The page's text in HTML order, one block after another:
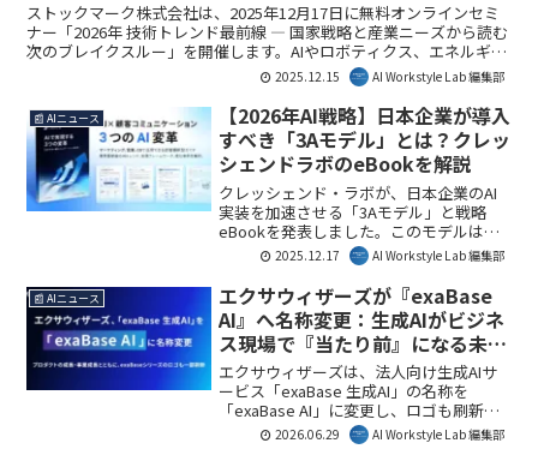
ストックマーク株式会社は、2025年12月17日に無料オンラインセミ
ナー「2026年 技術トレンド最前線 ― 国家戦略と産業ニーズから読む
次のブレイクスルー」を開催します。AIやロボティクス、エネルギー
などの先端技術が2026年にどのように産業構造を変化させるか、国
家戦略と産業ニーズの両面から解説します。
2025.12.15 AI Workstyle Lab 編集部
📰 AIニュース
【2026年AI戦略】日本企業が導入
すべき「3Aモデル」とは？クレッ
シェンドラボのeBookを解説
クレッシェンド・ラボが、日本企業のAI
実装を加速させる「3Aモデル」と戦略
eBookを発表しました。このモデルは、
AIの導入から実践的な活用へと企業が進
化するための具体的な指針を提供し、顧
客コミュニケーションの変革を後押しし
ます。AI Workstyle Lab編集部としては、
2026年のビジネス競争力を高める上で、
この戦略レポートは必読の内容だと考え
ます。
2025.12.17 AI Workstyle Lab 編集部
📰 AIニュース
エクサウィザーズが『exaBase
AI』へ名称変更：生成AIがビジネ
ス現場で『当たり前』になる未来
への布石
エクサウィザーズは、法人向け生成AIサ
ービス「exaBase 生成AI」の名称を
「exaBase AI」に変更し、ロゴも刷新し
ました。この変更は、AI技術の進化と顧
客ニーズへの対応を反映したもので、企
2026.06.29 AI Workstyle Lab 編集部